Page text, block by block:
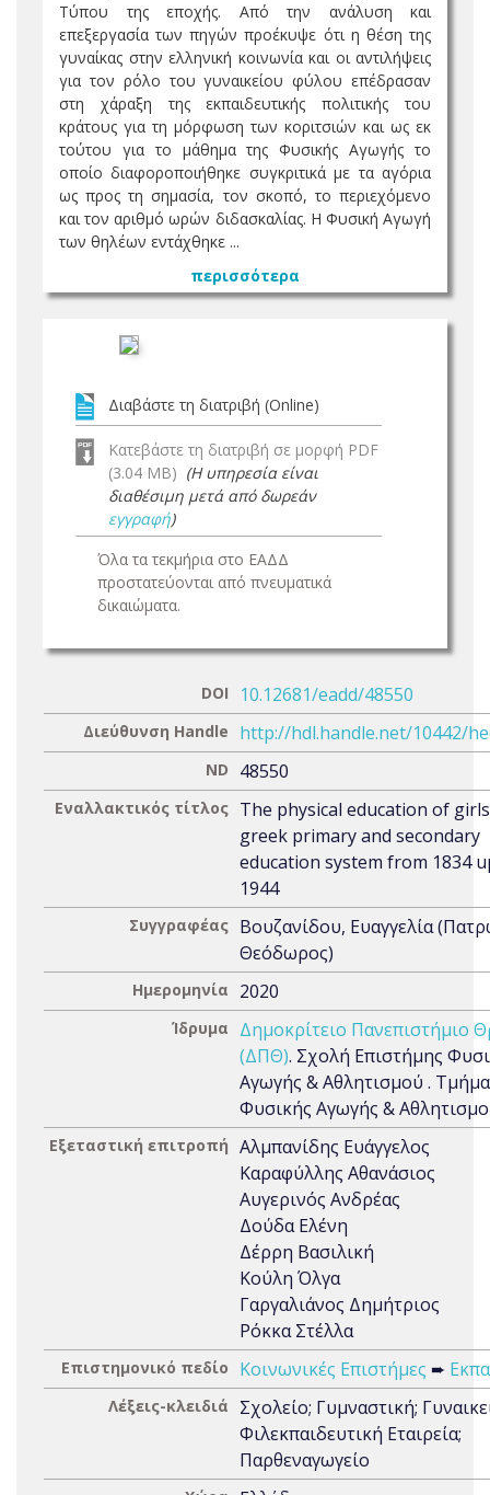
Τύπου της εποχής. Από την ανάλυση και
επεξεργασία των πηγών προέκυψε ότι η θέση της
γυναίκας στην ελληνική κοινωνία και οι αντιλήψεις
για τον ρόλο του γυναικείου φύλου επέδρασαν
στη χάραξη της εκπαιδευτικής πολιτικής του
κράτους για τη μόρφωση των κοριτσιών και ως εκ
τούτου για το μάθημα της Φυσικής Αγωγής το
οποίο διαφοροποιήθηκε συγκριτικά με τα αγόρια
ως προς τη σημασία, τον σκοπό, το περιεχόμενο
και τον αριθμό ωρών διδασκαλίας. Η Φυσική Αγωγή
των θηλέων εντάχθηκε ...
περισσότερα
Διαβάστε τη διατριβή (Online)
Κατεβάστε τη διατριβή σε μορφή PDF
(3.04 MB) (Η υπηρεσία είναι
διαθέσιμη μετά από δωρεάν
εγγραφή)
Όλα τα τεκμήρια στο ΕΑΔΔ
προστατεύονται από πνευματικά
δικαιώματα.
DOI 10.12681/eadd/48550
Διεύθυνση Handle http://hdl.handle.net/10442/
ND 48550
Εναλλακτικός τίτλος The physical education of
greek primary and secondary
education system from 1834
1944
Συγγραφέας Βουζανίδου, Ευαγγελία
Θεόδωρος)
Ημερομηνία 2020
Ίδρυμα
Δημοκρίτειο Πανεπιστήμιο
(ΔΠΘ). Σχολή Επιστήμης
Αγωγής & Αθλητισμού . Τμήμα
Φυσικής Αγωγής &
Εξεταστική επιτροπή Αλμπανίδης Ευάγγελος
Καραφύλλης Αθανάσιος
Αυγερινός Ανδρέας
Δούδα Ελένη
Δέρρη Βασιλική
Κούλη Όλγα
Γαργαλιάνος Δημήτριος
Ρόκκα Στέλλα
Επιστημονικό πεδίο Κοινωνικές Επιστήμες ➨
Λέξεις-κλειδιά
Σχολείο; Γυμναστική;
Φιλεκπαιδευτική Εταιρεία;
Παρθεναγωγείο